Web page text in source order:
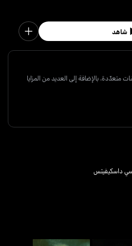
شاهد
بالإضافة إلى العديد من المزايا
داسكيفيتس